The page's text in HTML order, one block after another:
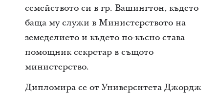
семейството си в гр. Вашингтон, където
баща му служи в Министерството на
земеделието и където по-късно става
помощник секретар в същото
министерство.
Дипломира се от Университета Джордж